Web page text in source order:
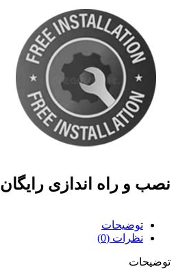
نصب و راه اندازی رایگان
توضیحات
نظرات (0)
توضیحات